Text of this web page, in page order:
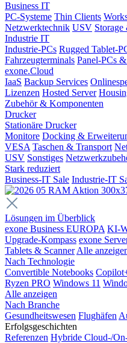
Business IT
PC-Systeme Thin Clients
Netzwerktechnik USV
Industrie IT
Industrie-PCs Rugged Tablet-
Fahrzeugterminals Panel-PCs
exone.Cloud
IaaS Backup Services
Lizenzen Hosted Server
Zubehör & Komponenten
Drucker
Stationäre Drucker
Monitore Docking &
VESA Taschen & Transport
USV Sonstiges
Stark reduziert
Business-IT Sale Industrie-IT
Lösungen im Überblick
exone Business EUROPA KI-
Upgrade-Kompass exone
Tablets & Scanner Alle
Nach Technologie
Convertible Notebooks
Ryzen PRO Windows 11
Alle anzeigen
Nach Branche
Gesundheitswesen Flughäfen
Erfolgsgeschichten
Referenzen Hybride Cloud-/